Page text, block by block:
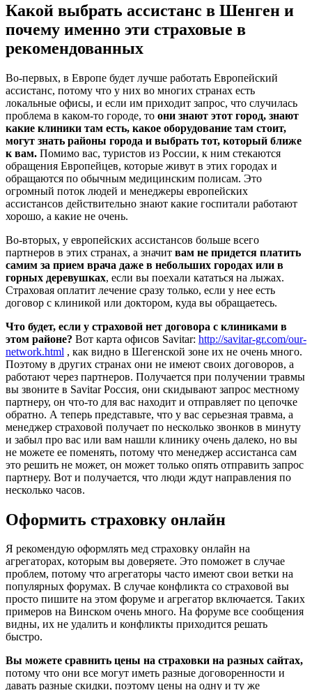
Какой выбрать ассистанс в Шенген и
почему именно эти страховые в
рекомендованных
Во-первых, в Европе будет лучше работать Европейский
ассистанс, потому что у них во многих странах есть
локальные офисы, и если им приходит запрос, что случилась
проблема в каком-то городе, то они знают этот город, знают
какие клиники там есть, какое оборудование там стоит,
могут знать районы города и выбрать тот, который ближе
к вам. Помимо вас, туристов из России, к ним стекаются
обращения Европейцев, которые живут в этих городах и
обращаются по обычным медицинским полисам. Это
огромный поток людей и менеджеры европейских
ассистансов действительно знают какие госпитали работают
хорошо, а какие не очень.
Во-вторых, у европейских ассистансов больше всего
партнеров в этих странах, а значит вам не придется платить
самим за прием врача даже в небольших городах или в
горных деревушках, если вы поехали кататься на лыжах.
Страховая оплатит лечение сразу только, если у нее есть
договор с клиникой или доктором, куда вы обращаетесь.
Что будет, если у страховой нет договора с клиниками в
этом районе? Вот карта офисов Savitar: http://savitar-gr.com/our-
network.html , как видно в Шегенской зоне их не очень много.
Поэтому в других странах они не имеют своих договоров, а
работают через партнеров. Получается при получении травмы
вы звоните в Savitar Россия, они скидывают запрос местному
партнеру, он что-то для вас находит и отправляет по цепочке
обратно. А теперь представьте, что у вас серьезная травма, а
менеджер страховой получает по несколько звонков в минуту
и забыл про вас или вам нашли клинику очень далеко, но вы
не можете ее поменять, потому что менеджер ассистанса сам
это решить не может, он может только опять отправить запрос
партнеру. Вот и получается, что люди ждут направления по
несколько часов.
Оформить страховку онлайн
Я рекомендую оформлять мед страховку онлайн на
агрегаторах, которым вы доверяете. Это поможет в случае
проблем, потому что агрегаторы часто имеют свои ветки на
популярных форумах. В случае конфликта со страховой вы
просто пишите на этом форуме и агрегатор включается. Таких
примеров на Винском очень много. На форуме все сообщения
видны, их не удалить и конфликты приходится решать
быстро.
Вы можете сравнить цены на страховки на разных сайтах,
потому что они все могут иметь разные договоренности и
давать разные скидки, поэтому цены на одну и ту же